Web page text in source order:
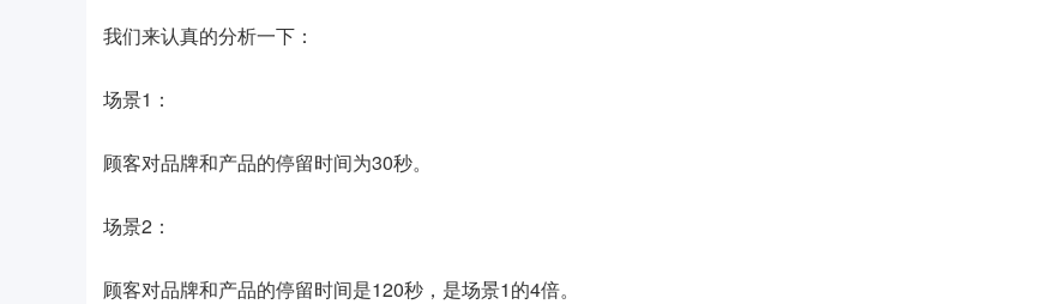
我们来认真的分析一下：
场景1：
顾客对品牌和产品的停留时间为30秒。
场景2：
顾客对品牌和产品的停留时间是120秒，是场景1的4倍。